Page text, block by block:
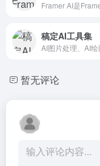
稿定AI工具集
暂无评论